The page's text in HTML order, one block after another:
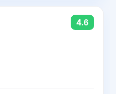
4.6